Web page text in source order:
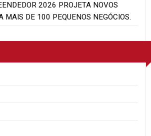
2026 PROJETA NOVOS
MAIS DE 100 PEQUENOS NEGÓCIOS.